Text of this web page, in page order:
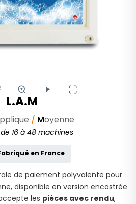
L.A.M
pplique / Moyenne
16 à 48 machines
en France
de paiement polyvalente pour
disponible en version encastrée
les pièces avec rendu,